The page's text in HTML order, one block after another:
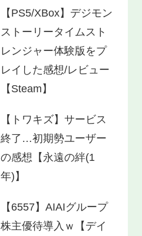
【PS5/XBox】デジモン
ストーリータイムスト
レンジャー体験版をプ
レイした感想/レビュー
【Steam】
【トワキズ】サービス
終了…初期勢ユーザー
の感想【永遠の絆(1
年)】
【6557】AIAIグループ
株主優待導入ｗ【デイ